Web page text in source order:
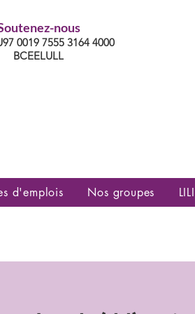
nous
0019 7555 3164 4000
BCEELULL
d'emplois Nos groupes LILI